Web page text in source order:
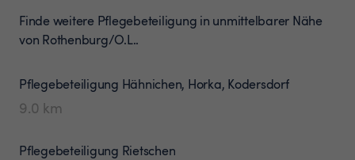
Finde weitere Pflegebeteiligung in unmittelbarer Nähe
von Rothenburg/O.L..
Pflegebeteiligung Hähnichen, Horka, Kodersdorf
9.0 km
Pflegebeteiligung Rietschen